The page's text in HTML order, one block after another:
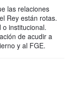
las relaciones
Rey están rotas.
institucional.
de acudir a
y al FGE.